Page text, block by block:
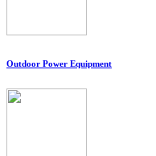
Outdoor Power Equipment